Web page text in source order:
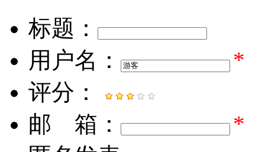
标题：
用户名：
*
评分：
邮 箱：
*